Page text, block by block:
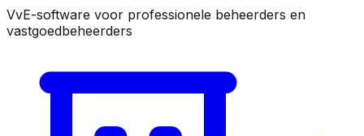
VvE-software voor professionele beheerders en
vastgoedbeheerders